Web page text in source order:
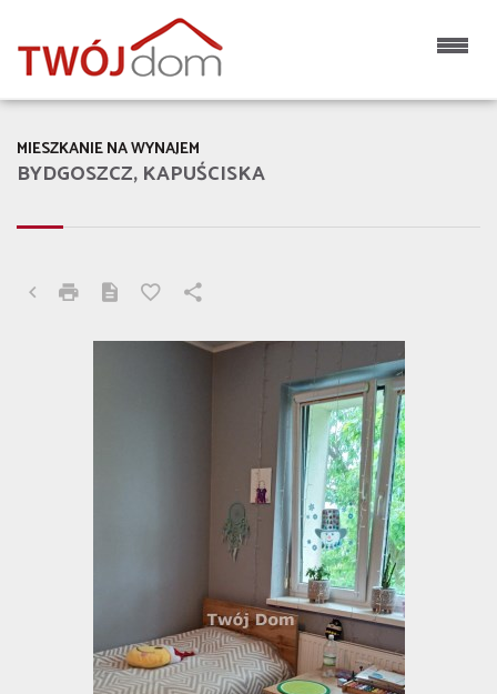
BYDGOSZCZ, KAPUŚCISKA
MIESZKANIE NA WYNAJEM